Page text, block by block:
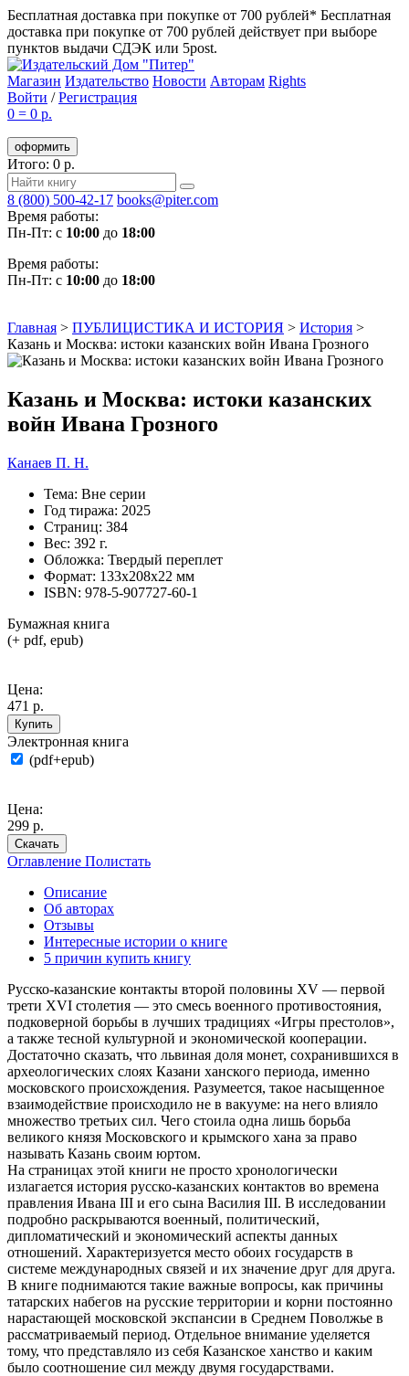
Бесплатная доставка при покупке от 700 рублей* Бесплатная
доставка при покупке от 700 рублей действует при выборе
пунктов выдачи СДЭК или 5post.
Магазин Издательство Новости Авторам Rights
Войти /Регистрация
0 = 0 р.
оформить
Итого: 0 р.
8 (800) 500-42-17 books@piter.com
Время работы:
Пн-Пт: с 10:00 до 18:00
Время работы:
Пн-Пт: с 10:00 до 18:00
Главная > ПУБЛИЦИСТИКА И ИСТОРИЯ > История >
Казань и Москва: истоки казанских войн Ивана Грозного
Казань и Москва: истоки казанских
войн Ивана Грозного
Канаев П. Н.
Тема: Вне серии
Год тиража: 2025
Страниц: 384
Вес: 392 г.
Обложка: Твердый переплет
Формат: 133х208х22 мм
ISBN: 978-5-907727-60-1
Бумажная книга
(+ pdf, epub)
Цена:
471 р.
Купить
Электронная книга
(pdf+epub)
Цена:
299 р.
Скачать
Оглавление Полистать
Описание
Об авторах
Отзывы
Интересные истории о книге
5 причин купить книгу
Русско-казанские контакты второй половины XV — первой
трети XVI столетия — это смесь военного противостояния,
подковерной борьбы в лучших традициях «Игры престолов»,
а также тесной культурной и экономической кооперации.
Достаточно сказать, что львиная доля монет, сохранившихся в
археологических слоях Казани ханского периода, именно
московского происхождения. Разумеется, такое насыщенное
взаимодействие происходило не в вакууме: на него влияло
множество третьих сил. Чего стоила одна лишь борьба
великого князя Московского и крымского хана за право
называть Казань своим юртом.
На страницах этой книги не просто хронологически
излагается история русско-казанских контактов во времена
правления Ивана III и его сына Василия III. В исследовании
подробно раскрываются военный, политический,
дипломатический и экономический аспекты данных
отношений. Характеризуется место обоих государств в
системе международных связей и их значение друг для друга.
В книге поднимаются такие важные вопросы, как причины
татарских набегов на русские территории и корни постоянно
нарастающей московской экспансии в Среднем Поволжье в
рассматриваемый период. Отдельное внимание уделяется
тому, что представляло из себя Казанское ханство и каким
было соотношение сил между двумя государствами.